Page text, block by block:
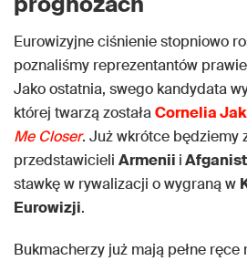
Eurowizyjne ciśnienie stopniowo
poznaliśmy reprezentantów
Jako ostatnia, swego kandydata
której twarzą zostałaCornelia
Me Closer. Już wkrótce będziemy
przedstawicieli Armenii i
stawkę w rywalizacji o wygraną w
Eurowizji.
Bukmacherzy już mają pełne